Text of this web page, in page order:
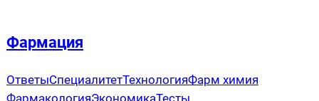
содержимому
Фармация
ОтветыСпециалитетТехнологияФарм химия
ФармакологияЭкономикаТесты